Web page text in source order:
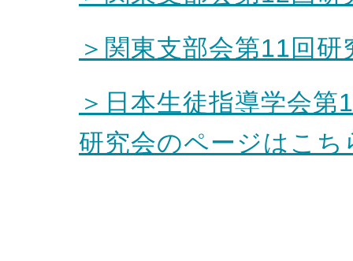
＞関東支部会第11回
＞日本生徒指導学会
研究会のページはこち